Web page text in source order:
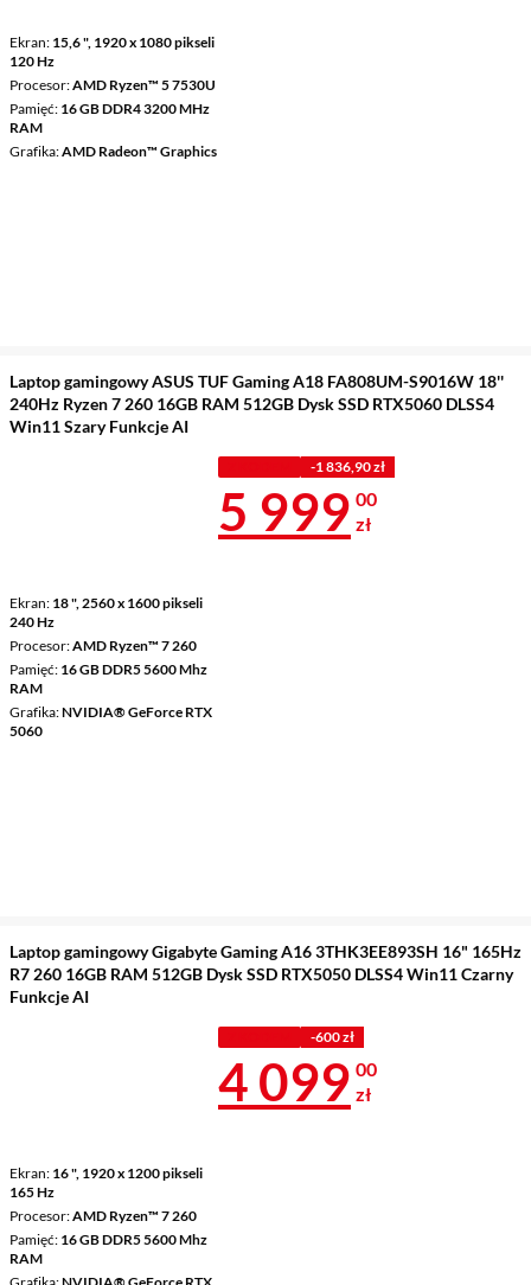
Ekran 15,6 ", 1920 x 1080 pikseli
120 Hz
Procesor AMD Ryzen™ 5 7530U
Pamięć 16 GB DDR4 3200 MHz
RAM
Grafika AMD Radeon™ Graphics
Laptop gamingowy ASUS TUF Gaming A18 FA808UM-S9016W 18''
240Hz Ryzen 7 260 16GB RAM 512GB Dysk SSD RTX5060 DLSS4
Win11 Szary Funkcje AI
Ekran 18 ", 2560 x 1600 pikseli
240 Hz
Procesor AMD Ryzen™ 7 260
Pamięć 16 GB DDR5 5600 Mhz
RAM
Grafika NVIDIA® GeForce RTX
5060
-1 836,90 zł
Cena 5 999 zł
5 999 00
zł
Laptop gamingowy Gigabyte Gaming A16 3THK3EE893SH 16" 165Hz
R7 260 16GB RAM 512GB Dysk SSD RTX5050 DLSS4 Win11 Czarny
Funkcje AI
Ekran 16 ", 1920 x 1200 pikseli
165 Hz
Procesor AMD Ryzen™ 7 260
Pamięć 16 GB DDR5 5600 Mhz
RAM
-600 zł
Cena 4 099 zł
4 099 00
zł